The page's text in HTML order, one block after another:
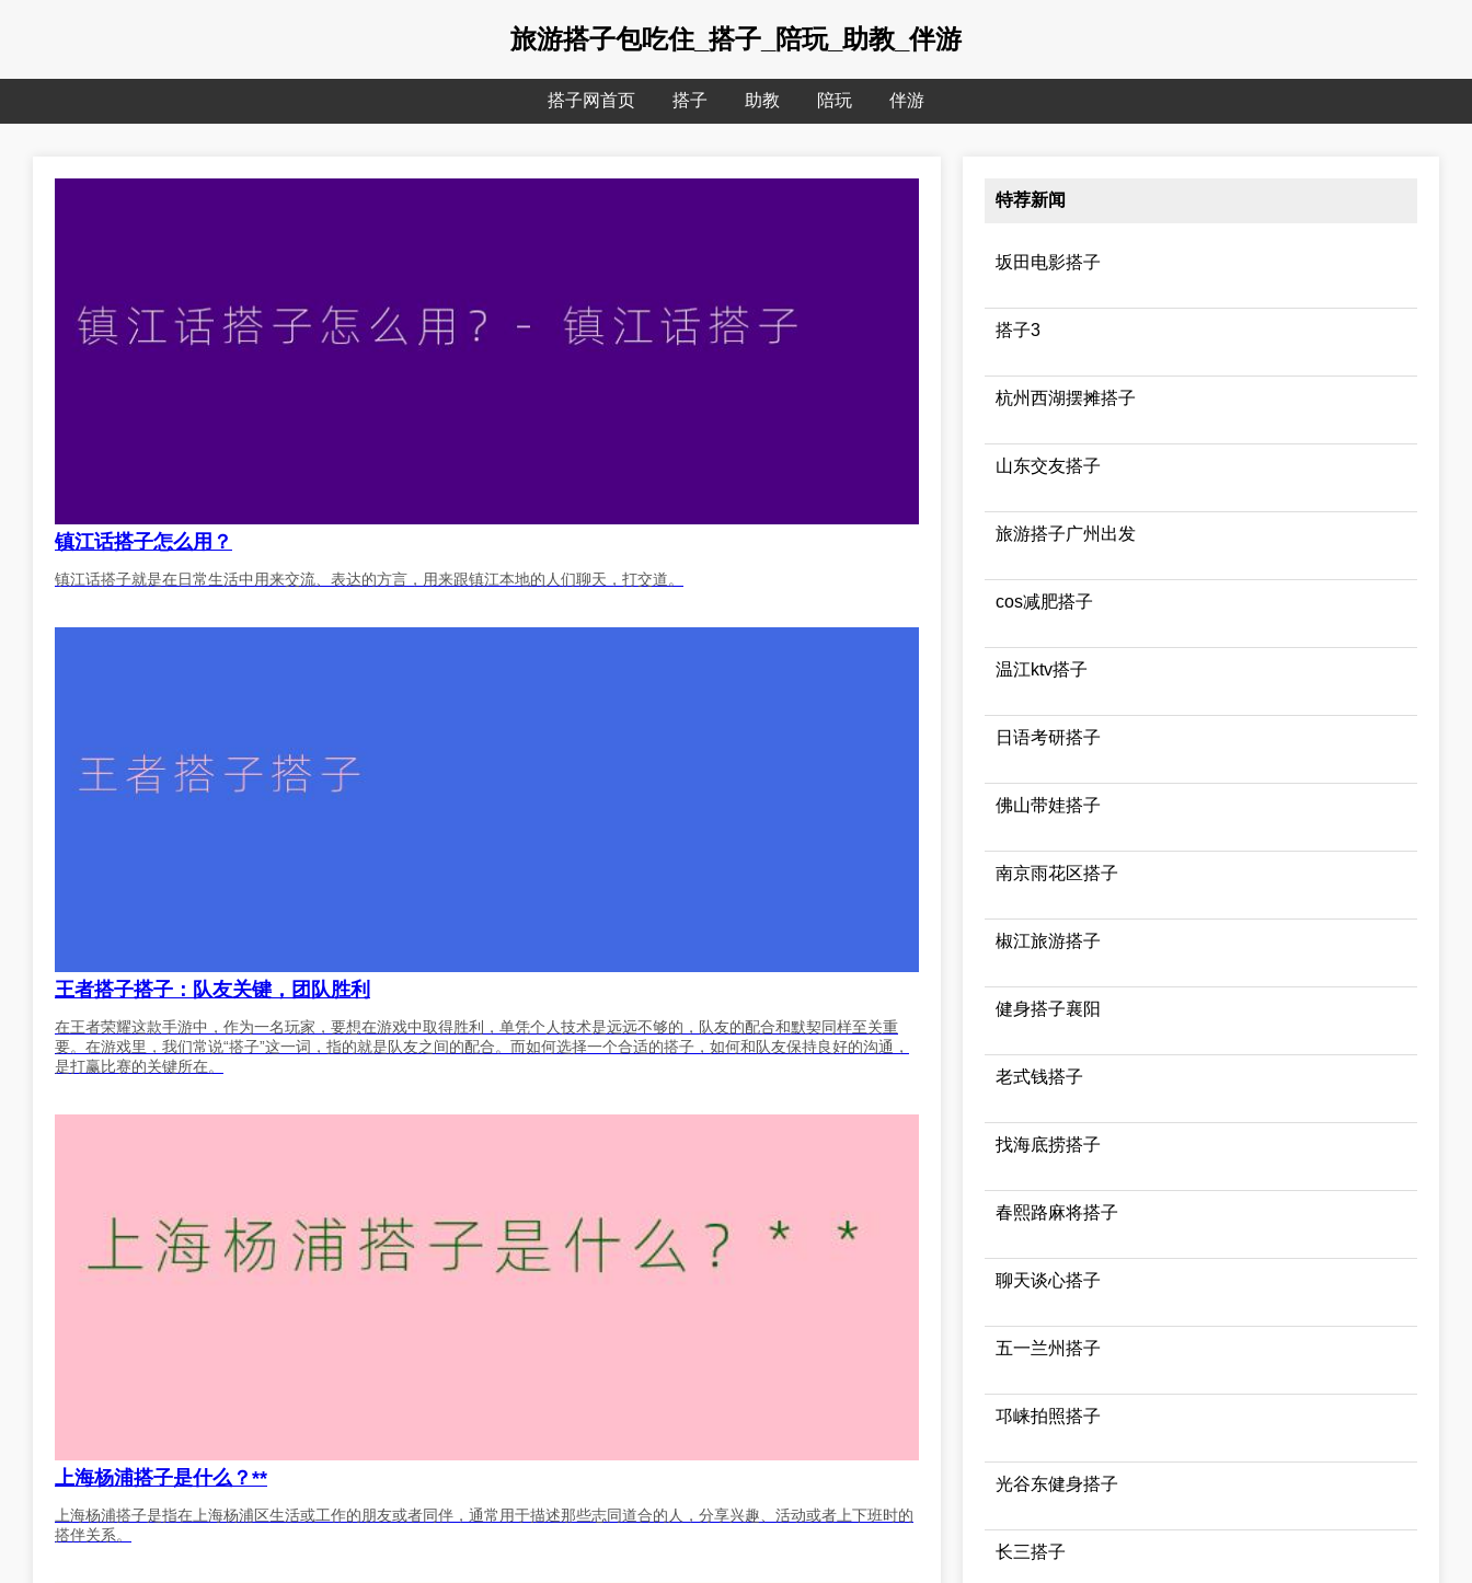
旅游搭子包吃住_搭子_陪玩_助教_伴游
搭子网首页 搭子 助教 陪玩 伴游
镇江话搭子怎么用？
镇江话搭子就是在日常生活中用来交流、表达的方言，用来跟镇江本地的人们聊天，打交道。
王者搭子搭子：队友关键，团队胜利
在王者荣耀这款手游中，作为一名玩家，要想在游戏中取得胜利，单凭个人技术是远远不够的，队友的配合和默契同样至关重
要。在游戏里，我们常说“搭子”这一词，指的就是队友之间的配合。而如何选择一个合适的搭子，如何和队友保持良好的沟通，
是打赢比赛的关键所在。
上海杨浦搭子是什么？**
上海杨浦搭子是指在上海杨浦区生活或工作的朋友或者同伴，通常用于描述那些志同道合的人，分享兴趣、活动或者上下班时的
搭伴关系。
特荐新闻
坂田电影搭子
搭子3
杭州西湖摆摊搭子
山东交友搭子
旅游搭子广州出发
cos减肥搭子
温江ktv搭子
日语考研搭子
佛山带娃搭子
南京雨花区搭子
椒江旅游搭子
健身搭子襄阳
老式钱搭子
找海底捞搭子
春熙路麻将搭子
聊天谈心搭子
五一兰州搭子
邛崃拍照搭子
光谷东健身搭子
长三搭子